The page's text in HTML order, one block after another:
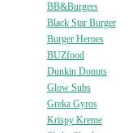
BB&Burgers
Black Star Burger
Burger Heroes
BUZfood
Dunkin Donuts
Glow Subs
Greka Gyros
Krispy Kreme